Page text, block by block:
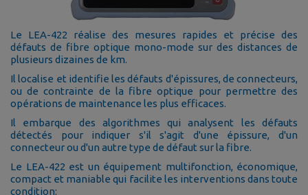
Le LEA-422 réalise des mesures rapides et précise des
défauts de fibre optique mono-mode sur des distances de
plusieurs dizaines de km.
Il localise et identifie les défauts d'épissures, de connecteurs,
ou de contrainte de la fibre optique pour permettre des
opérations de maintenance les plus efficaces.
Il embarque des algorithmes qui analysent les défauts
détectés pour indiquer s'il s'agit d'une épissure, d'un
connecteur ou d'un autre type de défaut sur la fibre.
Le LEA-422 est un équipement multifonction, économique,
compact et maniable qui facilite les interventions dans toute
condition: